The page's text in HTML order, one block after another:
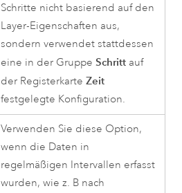
Schritte nicht basierend auf den
Layer-Eigenschaften aus,
sondern verwendet stattdessen
eine in der GruppeSchritt auf
der RegisterkarteZeit
festgelegte Konfiguration.
Verwenden Sie diese Option,
wenn die Daten in
regelmäßigen Intervallen erfasst
wurden, wie z. B nach